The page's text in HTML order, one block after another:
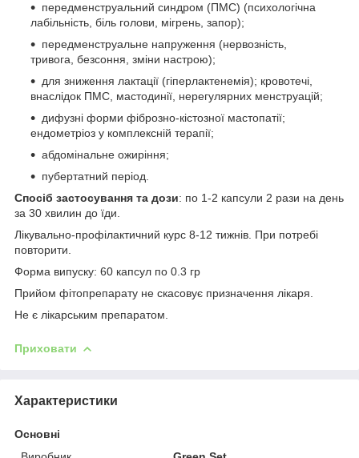
передменструальний синдром (ПМС) (психологічна
лабільність, біль голови, мігрень, запор);
передменструальне напруження (нервозність,
тривога, безсоння, зміни настрою);
для зниження лактації (гіперлактенемія); кровотечі,
внаслідок ПМС, мастодинії, нерегулярних менструацій;
дифузні форми фіброзно-кістозної мастопатії;
ендометріоз у комплексній терапії;
абдомінальне ожиріння;
пубертатний період.
Спосіб застосування та дози: по 1-2 капсули 2 рази на день
за 30 хвилин до їди.
Лікувально-профілактичний курс 8-12 тижнів. При потребі
повторити.
Форма випуску: 60 капсул по 0.3 гр
Прийом фітопрепарату не скасовує призначення лікаря.
Не є лікарським препаратом.
Приховати
Характеристики
Основні